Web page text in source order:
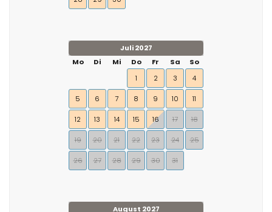
Juli 2027
Mo
Di Mi Do Fr Sa
So
1
2 3 4
5 6 7 8 9 10 11
12 13 14 15 16 17 18
19 20 21 22 23 24 25
26 27 28 29 30 31
August 2027